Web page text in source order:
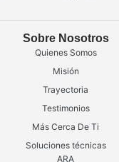
Sobre Nosotros
Quienes Somos
Misión
Trayectoria
Testimonios
Más Cerca De Ti
Soluciones técnicas
ARA